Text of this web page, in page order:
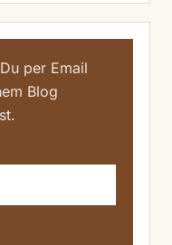
per Email
Blog